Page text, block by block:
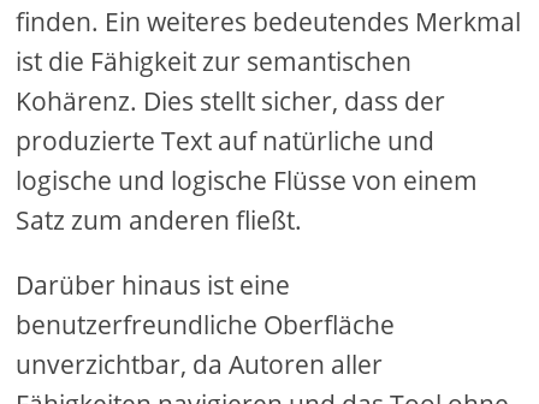
finden. Ein weiteres bedeutendes Merkmal
ist die Fähigkeit zur semantischen
Kohärenz. Dies stellt sicher, dass der
produzierte Text auf natürliche und
logische und logische Flüsse von einem
Satz zum anderen fließt.
Darüber hinaus ist eine
benutzerfreundliche Oberfläche
unverzichtbar, da Autoren aller